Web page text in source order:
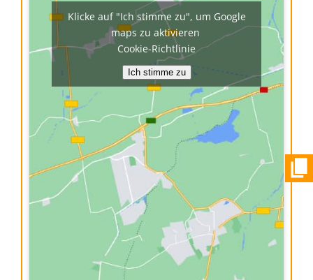
Klicke auf "Ich stimme zu", um Google
maps zu aktivieren
Cookie-Richtlinie
Ich stimme zu